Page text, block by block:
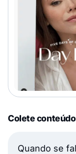
Colete
Quando se